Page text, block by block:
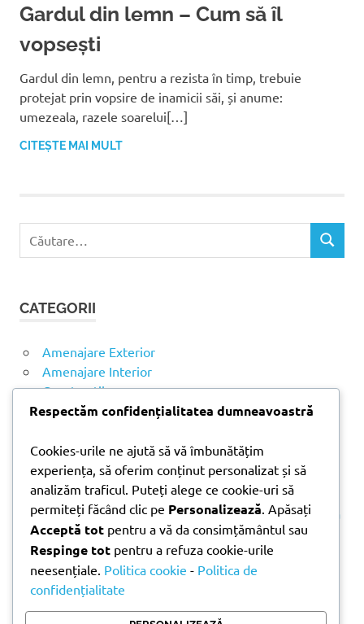
Gardul din lemn – Cum să îl
vopsești
Gardul din lemn, pentru a rezista în timp, trebuie
protejat prin vopsire de inamicii săi, și anume:
umezeala, razele soarelui[…]
CITEȘTE MAI MULT
ă
u
p
ă
C
CATEGORII
Amenajare Exterior
Amenajare Interior
Construcții
Noutăți
ARTICOLE RECENTE
Parchet laminat sau SPC? Diferențele care contează
Materiale pentru zidărie – avantajele fiecărei soluții
și când se folosesc
Ghid practic pentru alegerea vopselei lavabile
pentru fiecare încăpere
Produse indispensabile pentru lucrările de
Respectăm confidențialitatea dumneavoastră
Cookies-urile ne ajută să vă îmbunătățim
experiența, să oferim conținut personalizat și să
analizăm traficul. Puteți alege ce cookie-uri să
permiteți făcând clic pe Personalizează . Apăsați
Acceptă tot pentru a vă da consimțământul sau
Respinge tot pentru a refuza cookie-urile
neesențiale. Politica cookie - Politica de
confidențialitate